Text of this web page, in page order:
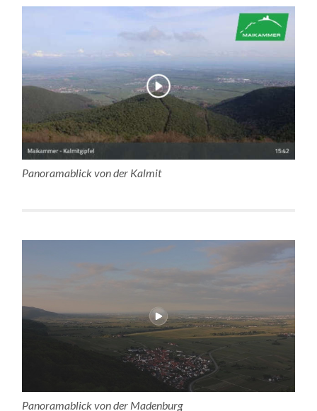
Panoramablick von der Kalmit
Panoramablick von der Madenburg